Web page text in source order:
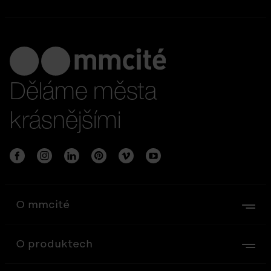
Děláme města
krásnějšími
O mmcité
O produktech